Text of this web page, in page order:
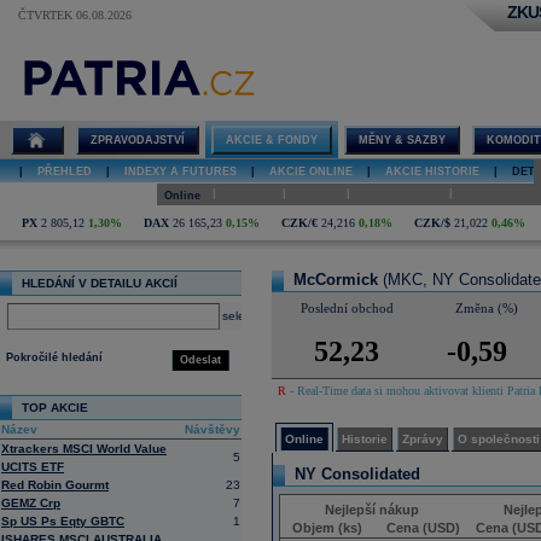
ČTVRTEK 06.08.2026
McCormick
ZPRAVODAJSTVÍ AKCIE & FONDY MĚNY & SAZBY
PŘEHLED INDEXY A FUTURES AKCIE ONLINE AKCIE HISTORIE
Online
PX 2 805,12 1,30% DAX 26 165,23 0,15% CZK/€ 24,216 0,18% CZK/$ 21,022 0,46%
HLEDÁNÍ V DETAILU AKCIÍ
select
Odeslat
Pokročilé hledání
TOP AKCIE
Název
Návštěvy
Xtrackers MSCI World Value
UCITS ETF
5
Red Robin Gourmt
23
GEMZ Crp
7
Sp US Ps Eqty GBTC
1
McCormick (MKC, NY
Poslední obchod Změna (%)
52,23 -0,59
R - Real-Time data si mohou aktivovat klienti
Online Historie Zprávy O společnosti
NY Consolidated
Nejlepší nákup
Objem (ks)
Cena (USD)
Cena